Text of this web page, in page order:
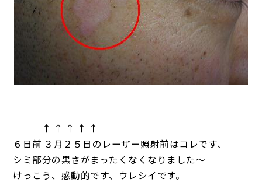
↑ ↑ ↑ ↑ ↑
６日前 ３月２５日のレーザー照射前はコレです、
シミ部分の黒さがまったくなくなりました～
けっこう、感動的です、ウレシイです。